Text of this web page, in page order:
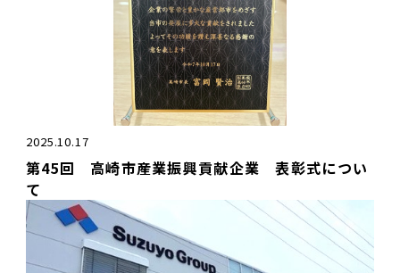
2025.10.17
第45回 高崎市産業振興貢献企業 表彰式につい
て